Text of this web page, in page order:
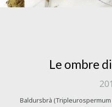
Le ombre
Baldursbrà